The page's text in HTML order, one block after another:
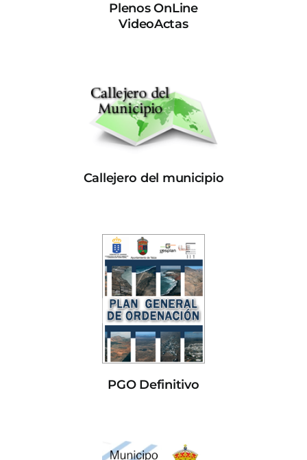
Plenos OnLine
VideoActas
Callejero del municipio
PGO Definitivo